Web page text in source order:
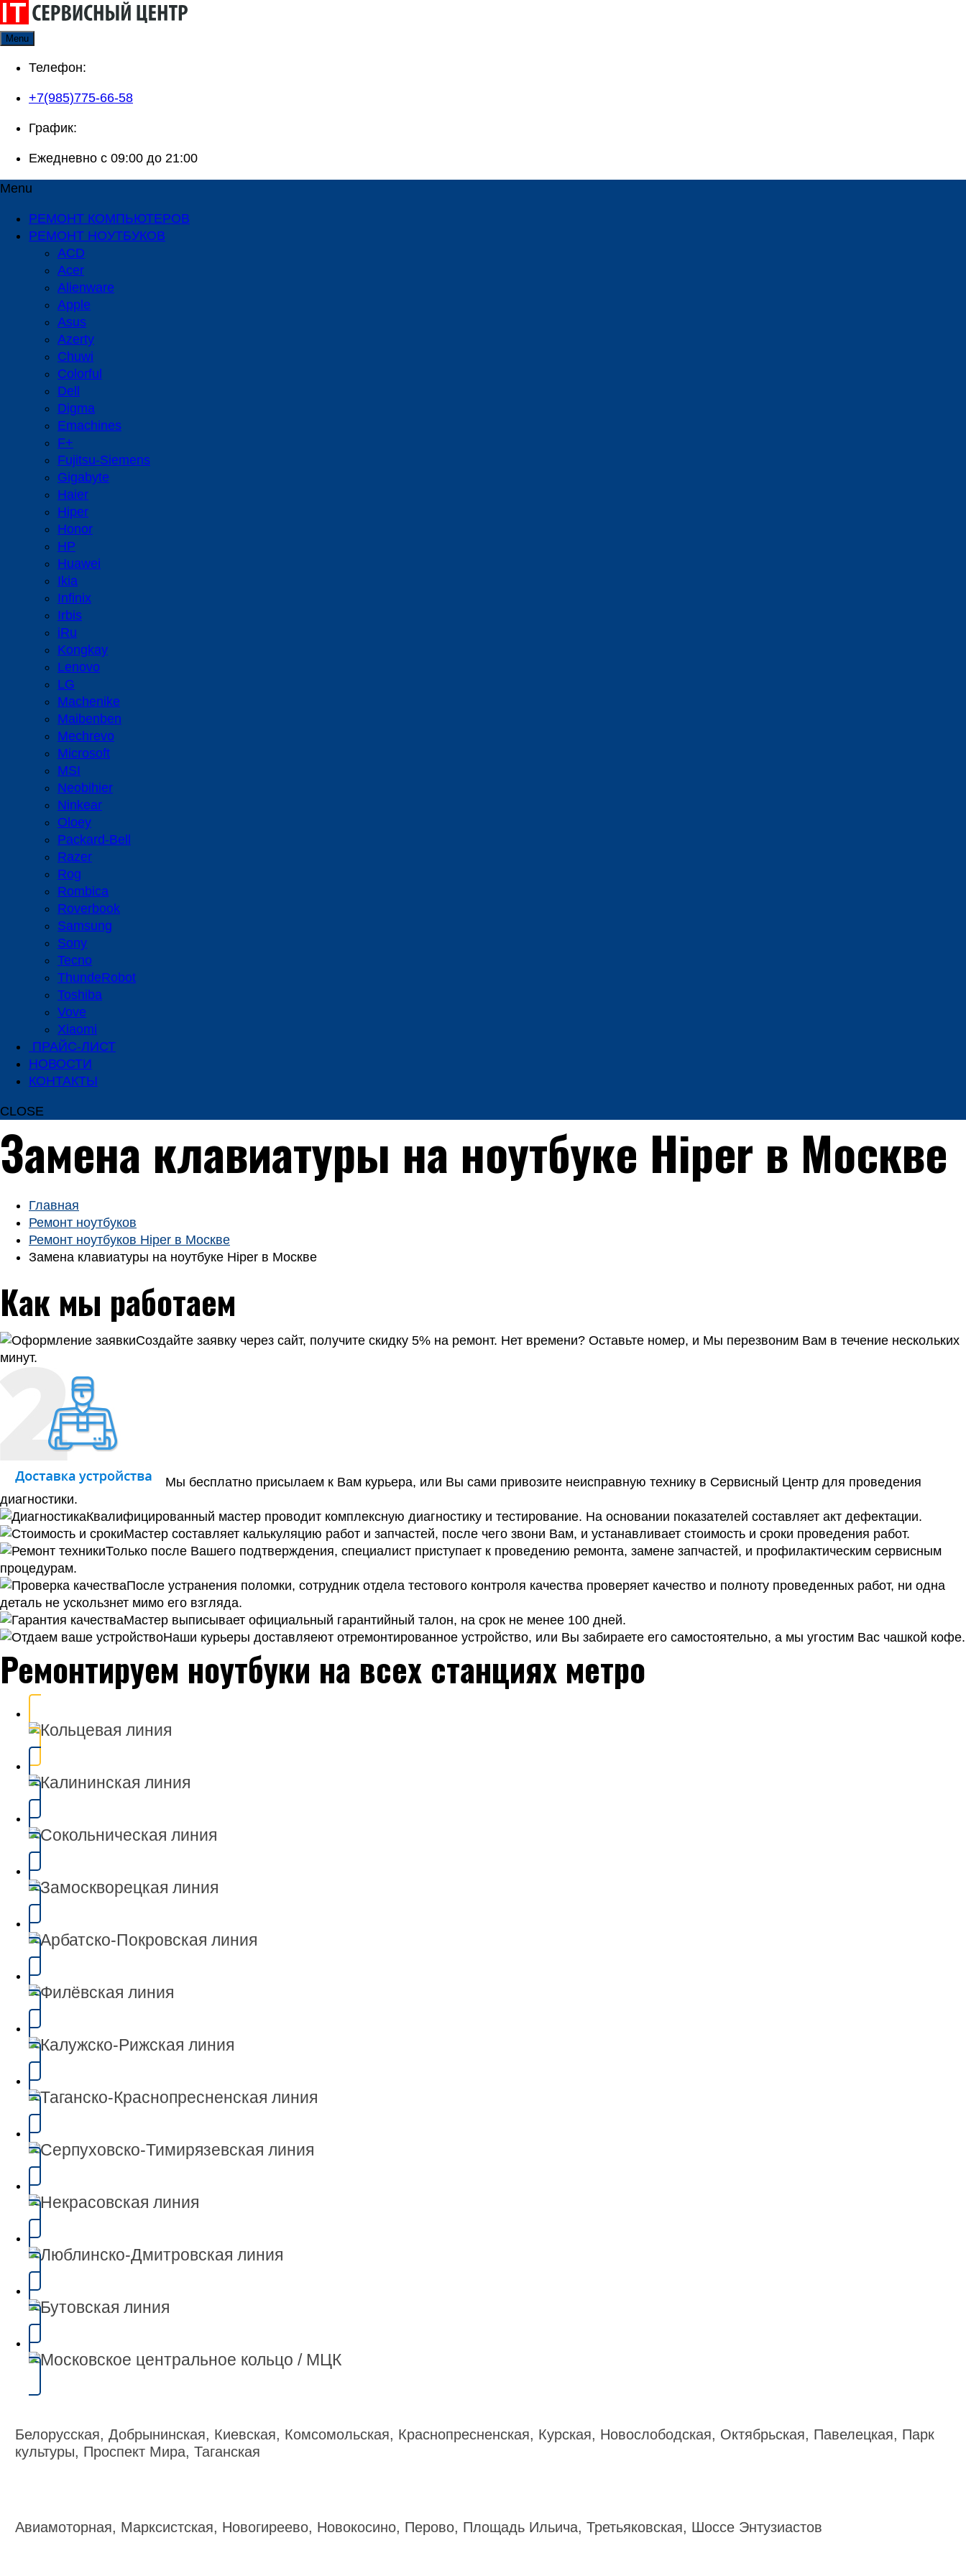
Skip
to
content
Menu
Телефон:
+7(985)775-66-58
График:
Ежедневно с 09:00 до 21:00
Menu
РЕМОНТ КОМПЬЮТЕРОВ
РЕМОНТ НОУТБУКОВ
ACD
Acer
Alienware
Apple
Asus
Azerty
Chuwi
Colorful
Dell
Digma
Emachines
F+
Fujitsu-Siemens
Gigabyte
Haier
Hiper
Honor
HP
Huawei
Ikia
Infinix
Irbis
iRu
Kongkay
Lenovo
LG
Machenike
Maibenben
Mechrevo
Microsoft
MSI
Neobihier
Ninkear
Oloey
Packard-Bell
Razer
Rog
Rombica
Roverbook
Samsung
Sony
Tecno
ThundeRobot
Toshiba
Vove
Xiaomi
ПРАЙС-ЛИСТ
НОВОСТИ
КОНТАКТЫ
CLOSE
Замена клавиатуры на ноутбуке Hiper в Москве
Главная
Ремонт ноутбуков
Ремонт ноутбуков Hiper в Москве
Замена клавиатуры на ноутбуке Hiper в Москве
Как мы работаем
Создайте заявку через сайт, получите скидку 5% на ремонт. Нет времени? Оставьте номер, и Мы перезвоним Вам в течение нескольких
минут.
Мы бесплатно присылаем к Вам курьера, или Вы сами привозите неисправную технику в Сервисный Центр для проведения
диагностики.
Квалифицированный мастер проводит комплексную диагностику и тестирование. На основании показателей составляет акт дефектации.
Мастер составляет калькуляцию работ и запчастей, после чего звони Вам, и устанавливает стоимость и сроки проведения работ.
Только после Вашего подтверждения, специалист приступает к проведению ремонта, замене запчастей, и профилактическим сервисным
процедурам.
После устранения поломки, сотрудник отдела тестового контроля качества проверяет качество и полноту проведенных работ, ни одна
деталь не ускользнет мимо его взгляда.
Мастер выписывает официальный гарантийный талон, на срок не менее 100 дней.
Наши курьеры доставляеют отремонтированное устройство, или Вы забираете его самостоятельно, а мы угостим Вас чашкой кофе.
Ремонтируем ноутбуки на всех станциях метро
Белорусская, Добрынинская, Киевская, Комсомольская, Краснопресненская, Курская, Новослободская, Октябрьская, Павелецкая, Парк
культуры, Проспект Мира, Таганская
Авиамоторная, Марксистская, Новогиреево, Новокосино, Перово, Площадь Ильича, Третьяковская, Шоссе Энтузиастов